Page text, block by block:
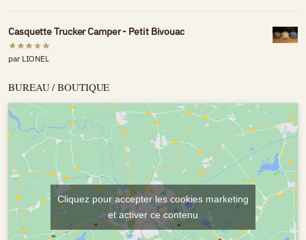
Casquette Trucker Camper - Petit Bivouac
par LIONEL
BUREAU / BOUTIQUE
Cliquez pour accepter les cookies marketing
et activer ce contenu